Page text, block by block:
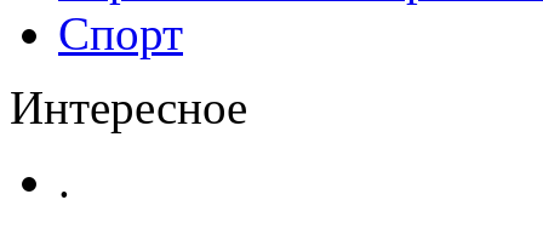
Спорт
Интересное
.